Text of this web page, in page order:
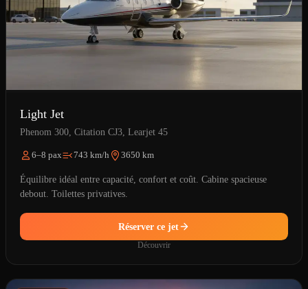
Light Jet
Phenom 300, Citation CJ3, Learjet 45
6–8 pax 743 km/h 3650 km
Équilibre idéal entre capacité, confort et coût. Cabine spacieuse
debout. Toilettes privatives.
Réserver ce jet
Découvrir